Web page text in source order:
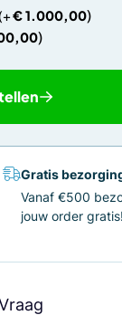
€1.000,00
Gratis
Vanaf €500
jouw order gratis!